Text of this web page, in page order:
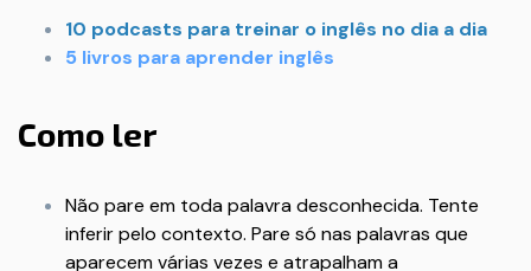
10 podcasts para treinar o inglês no dia a dia
5 livros para aprender inglês
Como ler
Não pare em toda palavra desconhecida. Tente
inferir pelo contexto. Pare só nas palavras que
aparecem várias vezes e atrapalham a